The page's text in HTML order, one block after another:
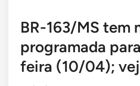
BR-163/MS tem
programada
feira (10/04);